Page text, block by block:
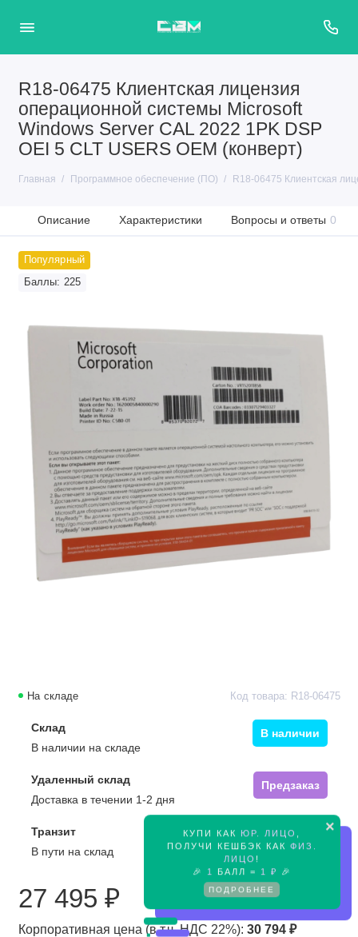
R18-06475 Клиентская лицензия
операционной системы Microsoft
Windows Server CAL 2022 1PK DSP
OEI 5 CLT USERS OEM (конверт)
Главная Программное обеспечение (ПО) R18-06475 Клиентская
Описание Характеристики Вопросы и ответы 0
Популярный
Баллы: 225
×
КУПИ КАК ЮР. ЛИЦО
ПОЛУЧИ КЕШБЭК КАК ФИЗ.
ЛИЦО !
🎉
1 БАЛЛ = 1 ₽ 🎉
ПОДРОБНЕЕ
На складе Код товара: R18-06475
Склад
В наличии
В наличии на складе
Удаленный склад
Предзаказ
Доставка в течении 1-2 дня
Транзит
Предзаказ
В пути на склад
27 495 ₽
Корпоративная цена (в т.ч. НДС 22%): 30 794 ₽